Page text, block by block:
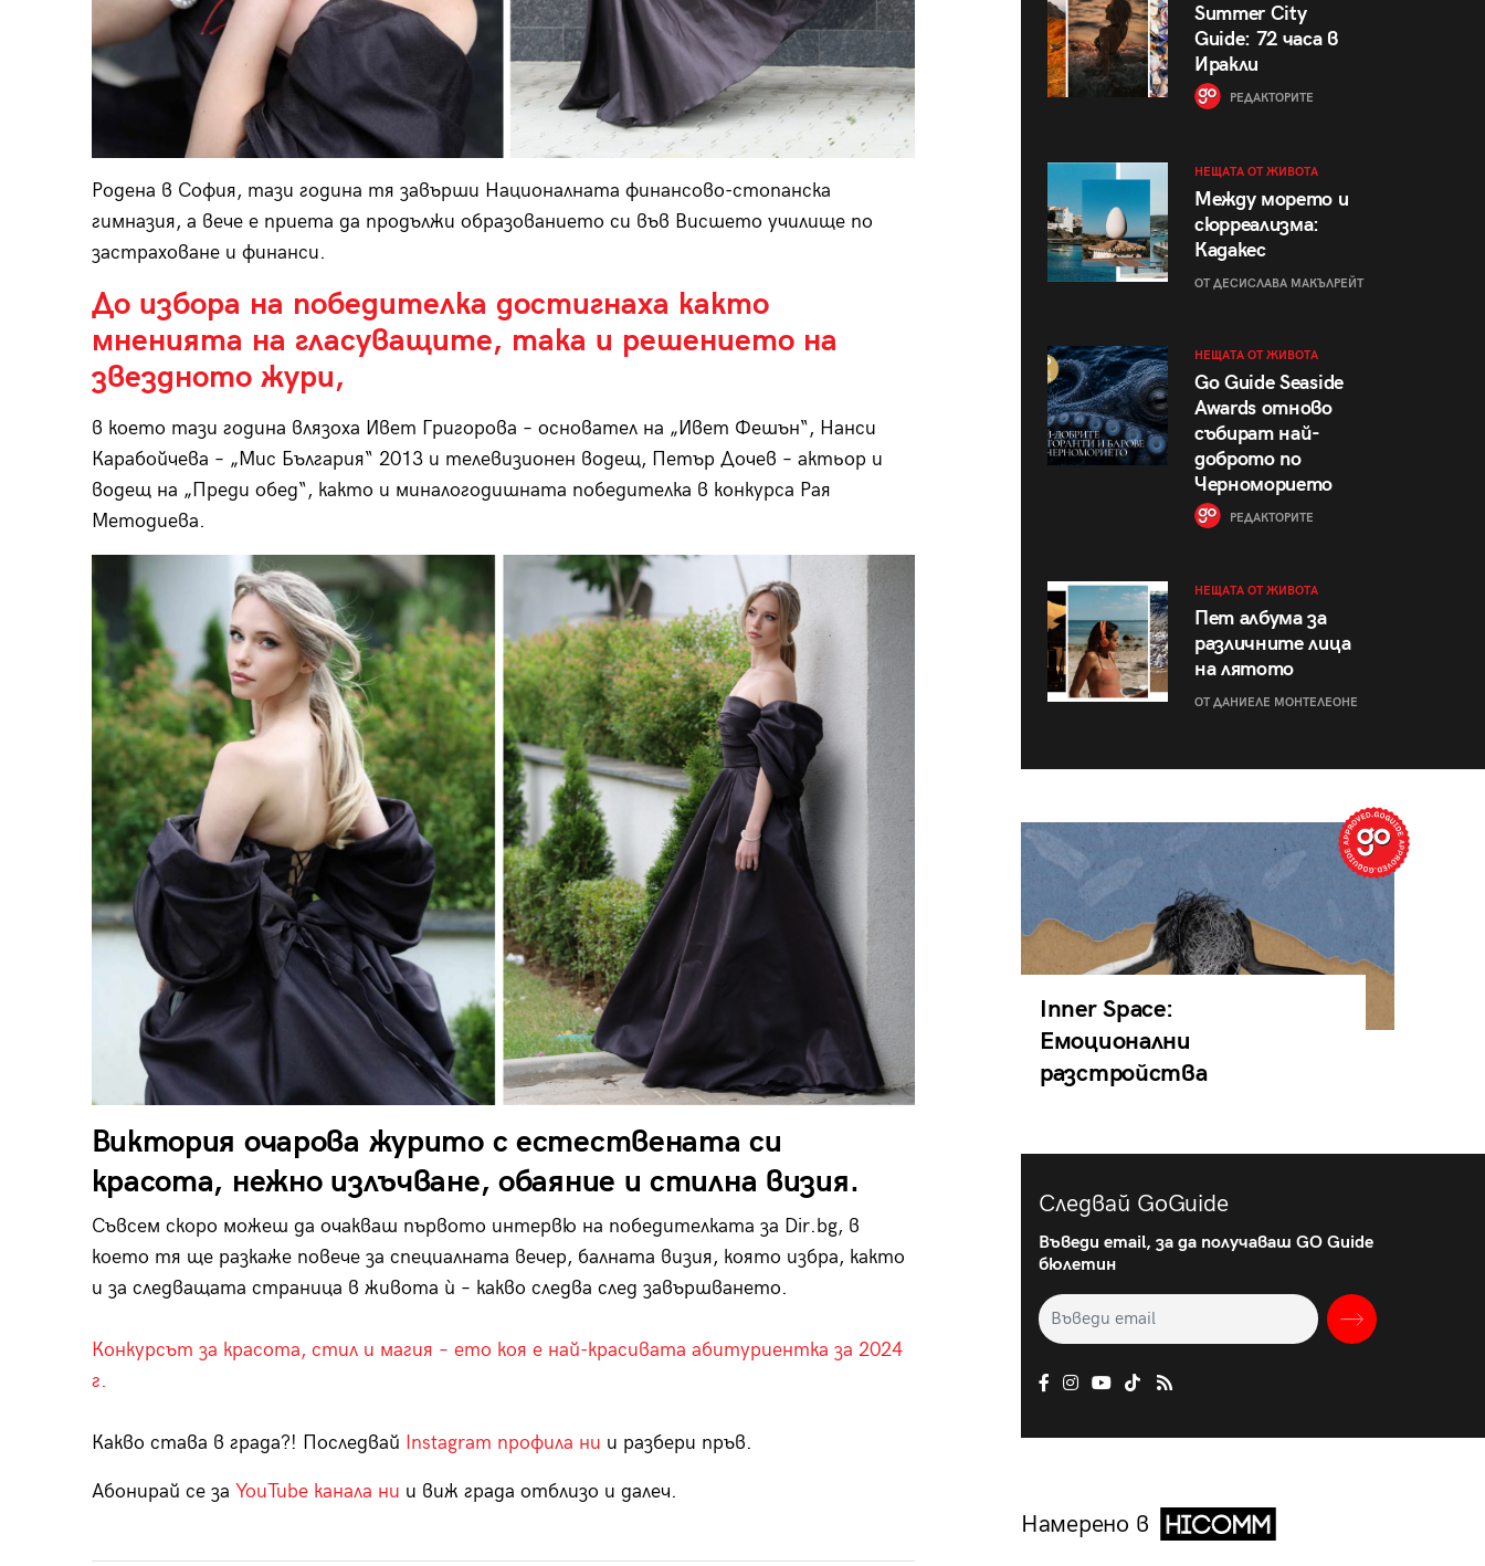
Родена в София, тази година тя завърши Националната финансово-стопанска
гимназия, а вече е приета да продължи образованието си във Висшето училище по
застраховане и финанси.
До избора на победителка достигнаха както
мненията на гласуващите, така и решението на
звездното жури,
в което тази година влязоха Ивет Григорова – основател на „Ивет Фешън“, Нанси
Карабойчева – „Мис България“ 2013 и телевизионен водещ, Петър Дочев – актьор и
водещ на „Преди обед“, както и миналогодишната победителка в конкурса Рая
Методиева.
Виктория очарова журито с естествената си
красота, нежно излъчване, обаяние и стилна визия.
Съвсем скоро можеш да очакваш първото интервю на победителката за Dir.bg, в
което тя ще разкаже повече за специалната вечер, балната визия, която избра, както
и за следващата страница в живота ѝ – какво следва след завършването.
Конкурсът за красота, стил и магия – ето коя е най-красивата абитуриентка за 2024
г.
Какво става в града?! Последвай Instagram профила ни и разбери пръв.
Абонирай се за YouTube канала ни и виж града отблизо и далеч.
Summer City
Guide: 72 часа в
Иракли
РЕДАКТОРИТЕ
НЕЩАТА ОТ ЖИВОТА
Между морето и
сюрреализма:
Кадакес
ОТ ДЕСИСЛАВА МАКЪЛРЕЙТ
НЕЩАТА ОТ ЖИВОТА
Go Guide Seaside
Awards отново
събират най-
доброто по
Черноморието
РЕДАКТОРИТЕ
НЕЩАТА ОТ ЖИВОТА
Пет албума за
различните лица
на лятото
ОТ ДАНИЕЛЕ МОНТЕЛЕОНЕ
Inner Space:
Емоционални
разстройства
Следвай GoGuide
Въведи email, за да получаваш GO Guide
бюлетин
Намерено в